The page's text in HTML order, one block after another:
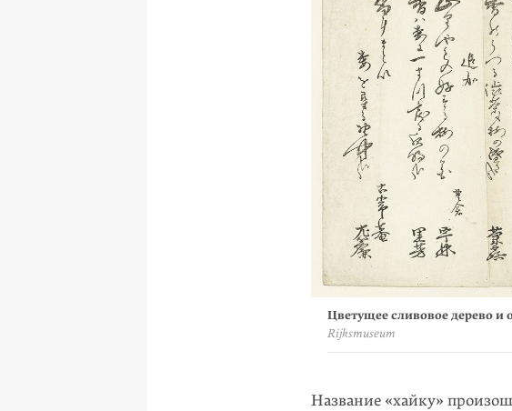
Цветущее сливовое дерево и
Rijksmuseum
Название «хайку»